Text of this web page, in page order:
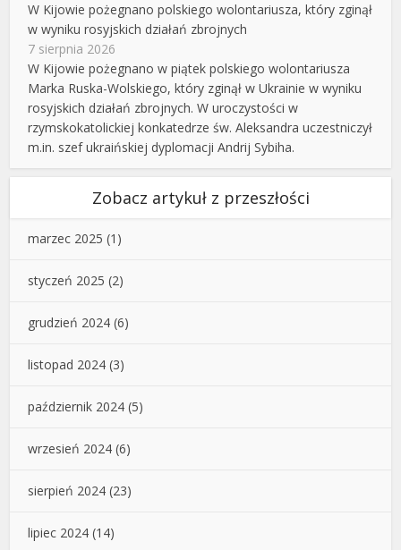
W Kijowie pożegnano polskiego wolontariusza, który zginął
w wyniku rosyjskich działań zbrojnych
7 sierpnia 2026
W Kijowie pożegnano w piątek polskiego wolontariusza
Marka Ruska-Wolskiego, który zginął w Ukrainie w wyniku
rosyjskich działań zbrojnych. W uroczystości w
rzymskokatolickiej konkatedrze św. Aleksandra uczestniczył
m.in. szef ukraińskiej dyplomacji Andrij Sybiha.
Zobacz artykuł z przeszłości
marzec 2025 (1)
styczeń 2025 (2)
grudzień 2024 (6)
listopad 2024 (3)
październik 2024 (5)
wrzesień 2024 (6)
sierpień 2024 (23)
lipiec 2024 (14)